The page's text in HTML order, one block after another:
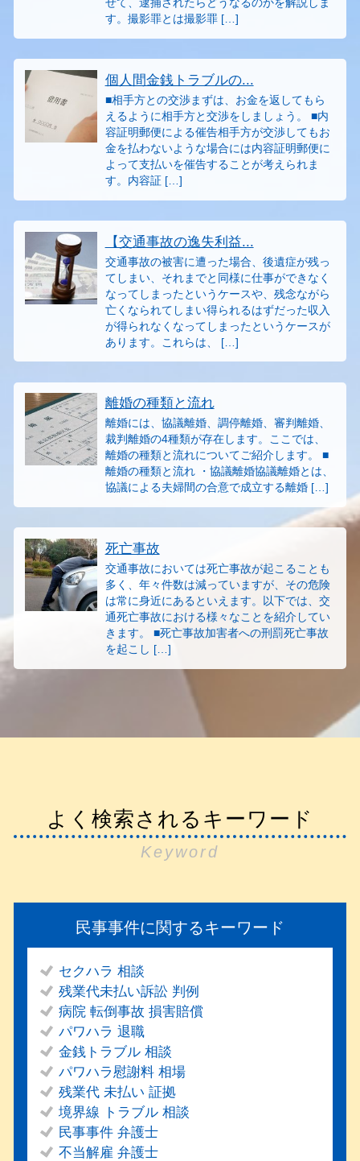
せて、逮捕されたらどうなるのかを解説しま
す。撮影罪とは撮影罪 […]
個人間金銭トラブルの...
■相手方との交渉まずは、お金を返してもら
えるように相手方と交渉をしましょう。 ■内
容証明郵便による催告相手方が交渉してもお
金を払わないような場合には内容証明郵便に
よって支払いを催告することが考えられま
す。内容証 […]
【交通事故の逸失利益...
交通事故の被害に遭った場合、後遺症が残っ
てしまい、それまでと同様に仕事ができなく
なってしまったというケースや、残念ながら
亡くなられてしまい得られるはずだった収入
が得られなくなってしまったというケースが
あります。これらは、 […]
離婚の種類と流れ
離婚には、協議離婚、調停離婚、審判離婚、
裁判離婚の4種類が存在します。ここでは、
離婚の種類と流れについてご紹介します。 ■
離婚の種類と流れ ・協議離婚協議離婚とは、
協議による夫婦間の合意で成立する離婚 […]
死亡事故
交通事故においては死亡事故が起こることも
多く、年々件数は減っていますが、その危険
は常に身近にあるといえます。以下では、交
通死亡事故における様々なことを紹介してい
きます。 ■死亡事故加害者への刑罰死亡事故
を起こし […]
よく検索されるキーワード
Keyword
民事事件に関するキーワード
セクハラ 相談
残業代未払い訴訟 判例
病院 転倒事故 損害賠償
パワハラ 退職
金銭トラブル 相談
パワハラ慰謝料 相場
残業代 未払い 証拠
境界線 トラブル 相談
民事事件 弁護士
不当解雇 弁護士